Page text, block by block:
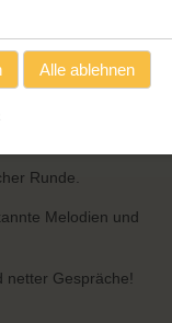
Runde.
Melodien und
netter Gespräche!
Alle ablehnen